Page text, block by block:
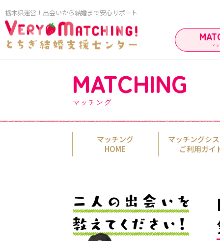
栃木県運営！出会いから結婚まで安心サポート
マ
ご成婚カップ
センターへの
MATCHING
マッチング
マッチング
HOME
マッチングシ
ご利用ガイ